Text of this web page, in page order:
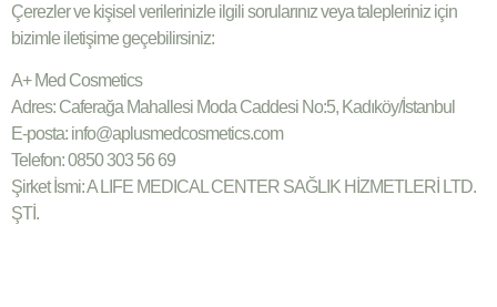
Çerezler ve kişisel verilerinizle ilgili sorularınız veya talepleriniz için
bizimle iletişime geçebilirsiniz:
A+ Med Cosmetics
Adres: Caferağa Mahallesi Moda Caddesi No:5, Kadıköy/İstanbul
E-posta: info@aplusmedcosmetics.com
Telefon: 0850 303 56 69
Şirket İsmi: A LIFE MEDICAL CENTER SAĞLIK HİZMETLERİ LTD.
ŞTİ.